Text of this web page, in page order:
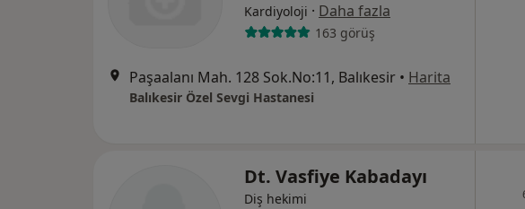
Kardiyoloji · Daha fazla
163 görüş
Paşaalanı Mah. 128 Sok.No:11, Balıkesir • Harita
Balıkesir Özel Sevgi Hastanesi
Dt. Vasfiye Kabadayı
Diş hekimi